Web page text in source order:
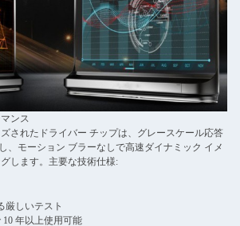
ンス
されたドライバー チップは、グレースケール応答
、モーション ブラーなしで高速ダイナミック イメ
します。主要な技術仕様:
厳しいテスト
年以上使用可能